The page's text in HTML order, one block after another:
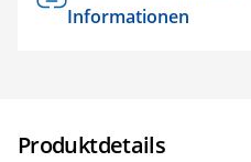
Informationen
Produktdetails